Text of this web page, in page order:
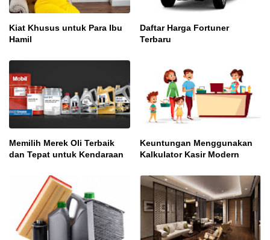
Kiat Khusus untuk Para Ibu
Hamil
Daftar Harga Fortuner
Terbaru
Memilih Merek Oli Terbaik
dan Tepat untuk Kendaraan
Keuntungan Menggunakan
Kalkulator Kasir Modern